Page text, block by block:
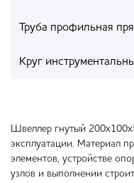
Труба профильная
Круг
Швеллер гнутый
эксплуатации. Материал
элементов, устройстве
узлов и выполнении